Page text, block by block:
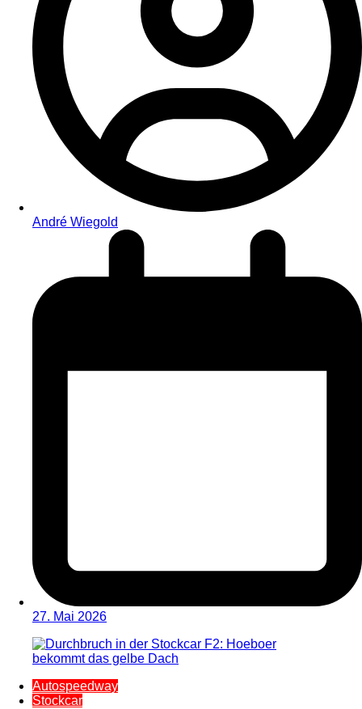
André Wiegold
27. Mai 2026
Autospeedway
Stockcar